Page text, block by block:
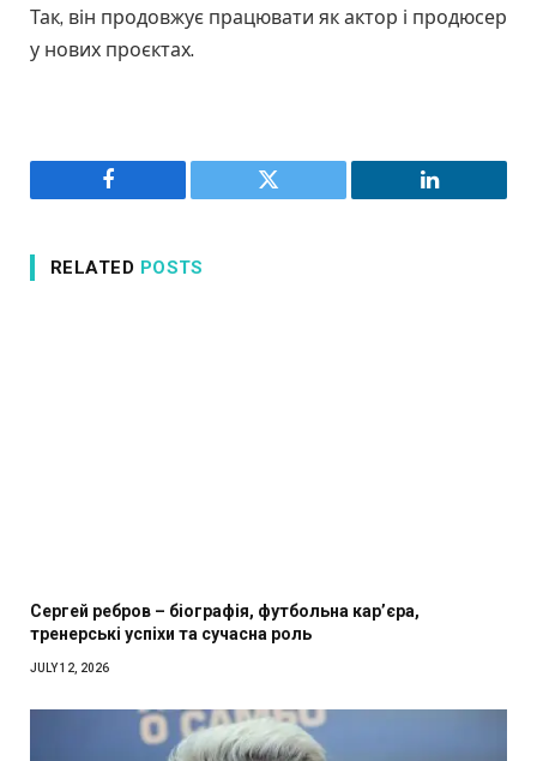
Так, він продовжує працювати як актор і продюсер
у нових проєктах.
Facebook Twitter LinkedIn
RELATED POSTS
Сергей ребров – біографія, футбольна кар’єра,
тренерські успіхи та сучасна роль
JULY 12, 2026